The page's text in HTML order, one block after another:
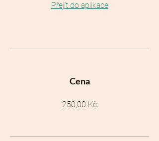
Přejít do aplikace
Cena
250,00 Kč